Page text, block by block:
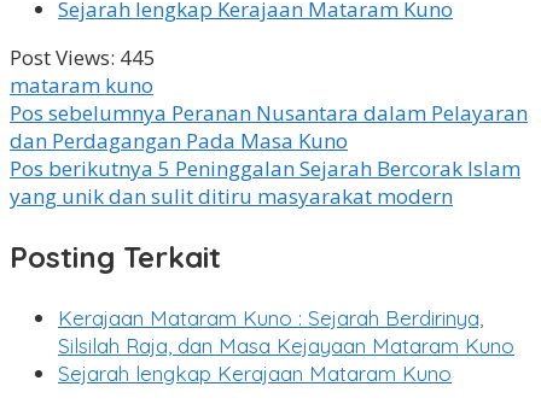
Sejarah lengkap Kerajaan Mataram Kuno
Post Views: 445
mataram kuno
Navigasi
pos
Pos sebelumnya Peranan Nusantara dalam Pelayaran
dan Perdagangan Pada Masa Kuno
Pos berikutnya 5 Peninggalan Sejarah Bercorak Islam
yang unik dan sulit ditiru masyarakat modern
Posting Terkait
Kerajaan Mataram Kuno : Sejarah Berdirinya,
Silsilah Raja, dan Masa Kejayaan Mataram Kuno
Sejarah lengkap Kerajaan Mataram Kuno